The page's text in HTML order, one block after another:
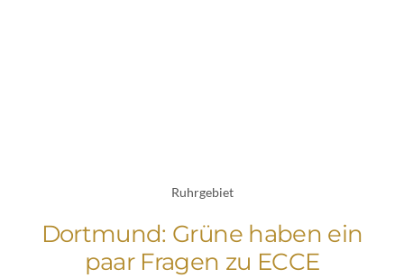
Ruhrgebiet
Dortmund: Grüne haben ein
paar Fragen zu ECCE